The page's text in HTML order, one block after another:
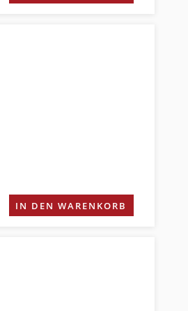
IN DEN WARENKORB